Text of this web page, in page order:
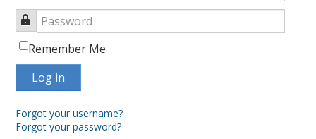
Password
Remember Me
Log in
Forgot your username?
Forgot your password?